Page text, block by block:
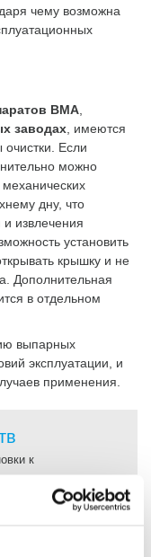
чему возможна
BMA
заводах , имеются
Если
можно
дну, что
извлечения
установить
крышку и не
Дополнительная
в отдельном
выпарных
эксплуатации, и
применения.
к
для эффективного